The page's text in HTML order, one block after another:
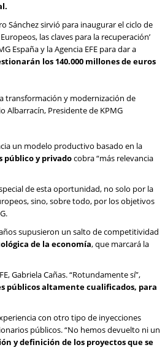
Sánchez sirvió para inaugurar el ciclo de
las claves para la recuperación’
España y la Agencia EFE para dar a
los 140.000 millones de euros
transformación y modernización de
Albarracín, Presidente de KPMG
un modelo productivo basado en la
público y privadocobra “más relevancia
de esta oportunidad, no solo por la
sino, sobre todo, por los objetivos
supusieron un salto de competitividad
de la economía, que marcará la
Gabriela Cañas. “Rotundamente sí”,
públicos altamente cualificados, para
con otro tipo de inyecciones
públicos. “No hemos devuelto ni un
y definición de los proyectos que se